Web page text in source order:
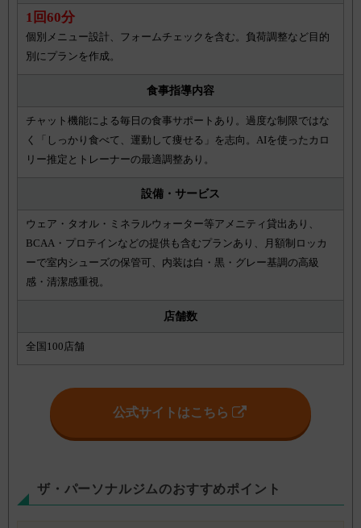
1回60分
個別メニュー設計、フォームチェックを含む。負荷調整など目的
別にプランを作成。
食事指導内容
チャット機能による毎日の食事サポートあり。過度な制限ではな
く「しっかり食べて、運動して痩せる」を志向。AIを使ったカロ
リー推定とトレーナーの最適調整あり。
設備・サービス
ウェア・タオル・ミネラルウォーター等アメニティ貸出あり、
BCAA・プロテインなどの提供も含むプランあり、月額制ロッカ
ーで室内シューズの保管可、内装は白・黒・グレー基調の高級
感・清潔感重視。
店舗数
全国100店舗
公式サイトはこちら
ザ・パーソナルジムのおすすめポイント